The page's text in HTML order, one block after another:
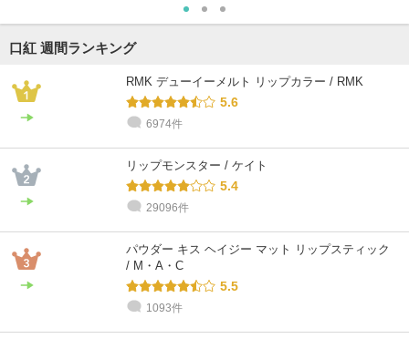
口紅 週間ランキング
RMK デューイーメルト リップカラー / RMK
5.6
6974件
リップモンスター / ケイト
5.4
29096件
パウダー キス ヘイジー マット リップスティック
/ M・A・C
5.5
1093件